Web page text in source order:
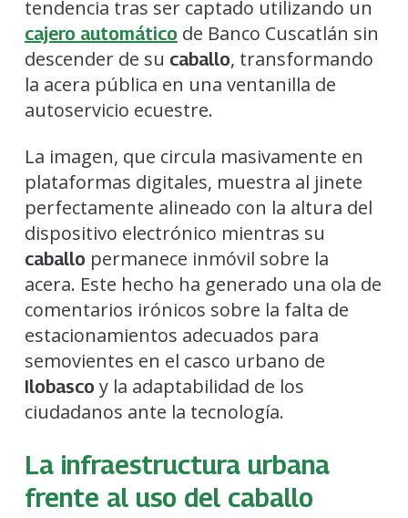
tendencia tras ser captado utilizando un
cajero automático de Banco Cuscatlán sin
descender de su caballo, transformando
la acera pública en una ventanilla de
autoservicio ecuestre.
La imagen, que circula masivamente en
plataformas digitales, muestra al jinete
perfectamente alineado con la altura del
dispositivo electrónico mientras su
caballo permanece inmóvil sobre la
acera. Este hecho ha generado una ola de
comentarios irónicos sobre la falta de
estacionamientos adecuados para
semovientes en el casco urbano de
Ilobasco y la adaptabilidad de los
ciudadanos ante la tecnología.
La infraestructura urbana
frente al uso del caballo